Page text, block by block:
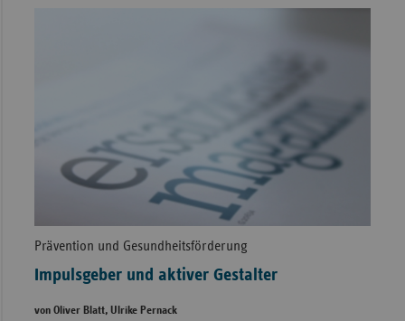
Prävention und Gesundheitsförderung
Impulsgeber und aktiver Gestalter
von Oliver Blatt, Ulrike Pernack